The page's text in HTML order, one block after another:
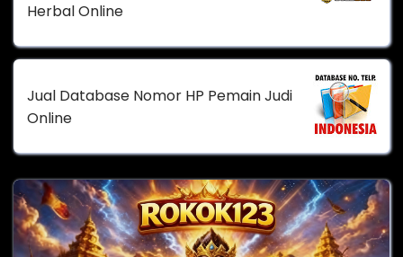
Herbal Online
Jual Database Nomor HP Pemain Judi
Online